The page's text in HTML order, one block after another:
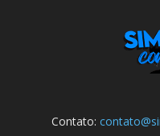
Contato: